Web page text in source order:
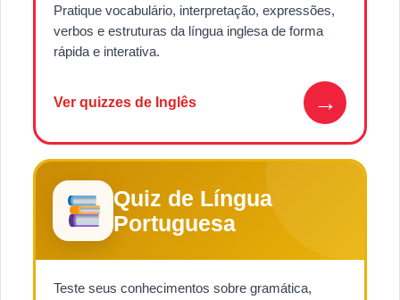
Pratique vocabulário, interpretação, expressões,
verbos e estruturas da língua inglesa de forma
rápida e interativa.
Ver quizzes de Inglês →
Quiz de Língua
Portuguesa
Teste seus conhecimentos sobre gramática,